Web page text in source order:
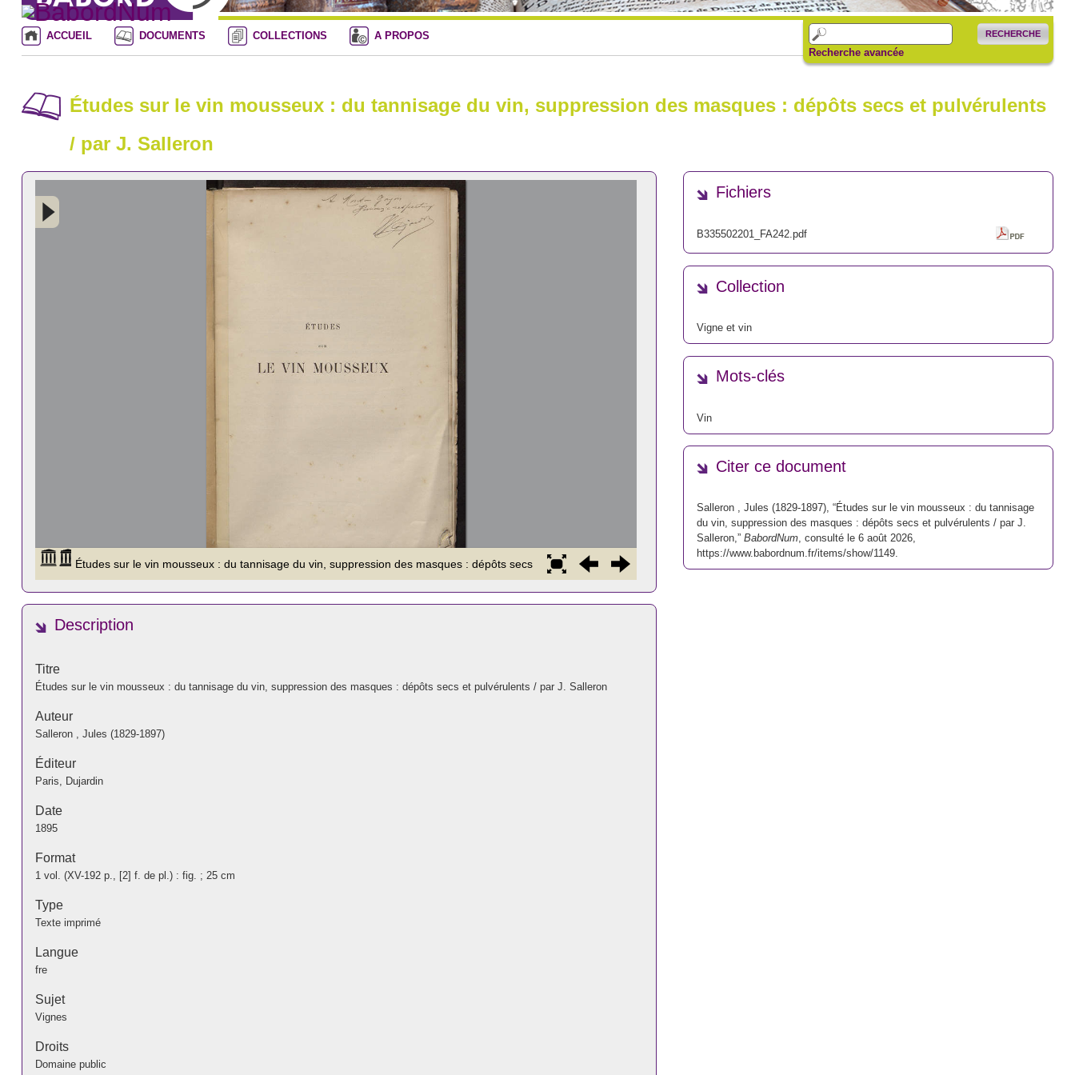
RECHERCHE
Recherche avancée
ACCUEIL DOCUMENTS COLLECTIONS A PROPOS
Études sur le vin mousseux : du tannisage du vin, suppression des masques : dépôts secs et pulvérulents
/ par J. Salleron
Description
Titre
Études sur le vin mousseux : du tannisage du vin, suppression des masques : dépôts secs et pulvérulents / par J. Salleron
Auteur
Salleron , Jules (1829-1897)
Éditeur
Paris, Dujardin
Date
1895
Format
1 vol. (XV-192 p., [2] f. de pl.) : fig. ; 25 cm
Type
Texte imprimé
Langue
fre
Sujet
Vignes
Droits
Domaine public
Fichiers
B335502201_FA242.pdf
Collection
Vigne et vin
Mots-clés
Vin
Citer ce document
Salleron , Jules (1829-1897), “Études sur le vin mousseux : du tannisage
du vin, suppression des masques : dépôts secs et pulvérulents / par J.
Salleron,” BabordNum, consulté le 6 août 2026,
https://www.babordnum.fr/items/show/1149.